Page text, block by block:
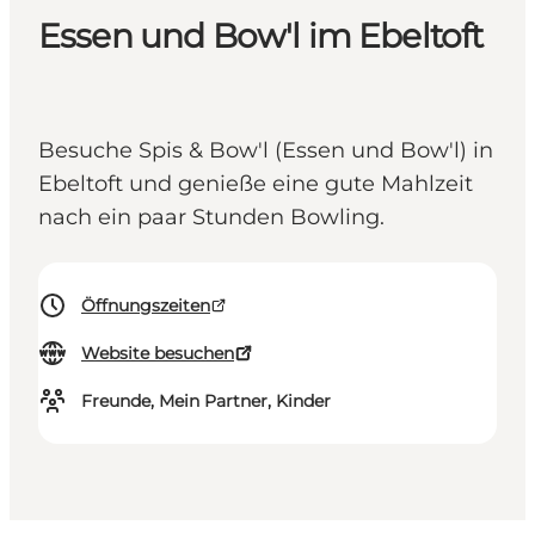
Essen und Bow'l im Ebeltoft
Besuche Spis & Bow'l (Essen und Bow'l) in
Ebeltoft und genieße eine gute Mahlzeit
nach ein paar Stunden Bowling.
Öffnungszeiten
Website besuchen
Freunde, Mein Partner, Kinder